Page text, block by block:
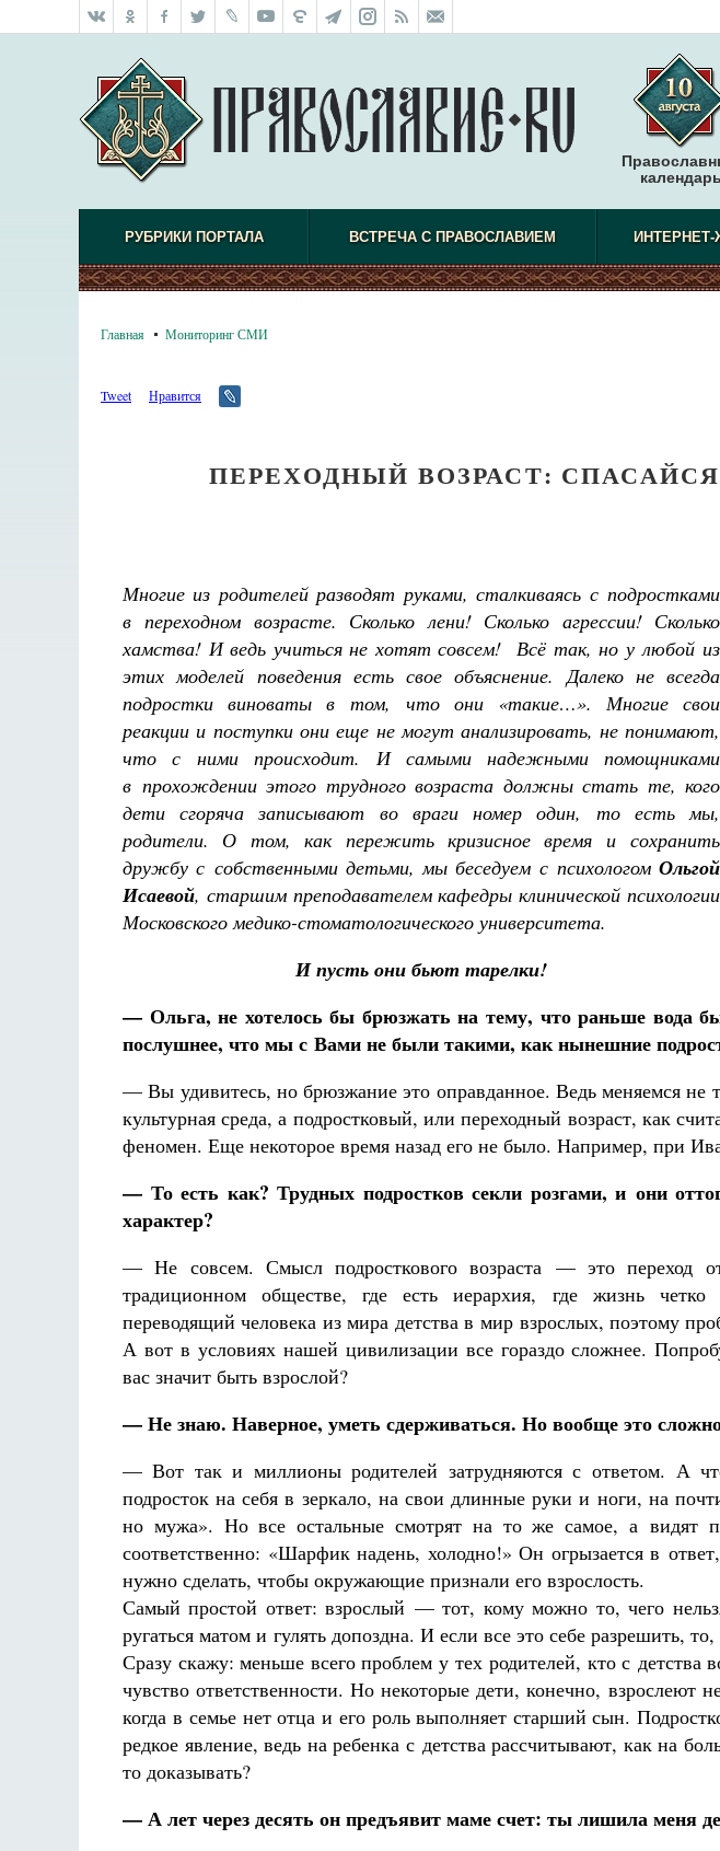
календарь
РУБРИКИ ПОРТАЛА ВСТРЕЧА С ПРАВОСЛАВИЕМ
Главная Мониторинг СМИ
Tweet Нравится
ПЕРЕХОДНЫЙ ВОЗРАСТ:
Многие из родителей разводят руками, сталкиваясь с подростками
в переходном возрасте. Сколько лени! Сколько агрессии! Сколько
хамства! И ведь учиться не хотят совсем! Всё так, но у любой из
этих моделей поведения есть свое объяснение. Далеко не всегда
подростки виноваты в том, что они «такие…». Многие свои
реакции и поступки они еще не могут анализировать, не понимают,
что с ними происходит. И самыми надежными помощниками
в прохождении этого трудного возраста должны стать те, кого
дети сгоряча записывают во враги номер один, то есть мы,
родители. О том, как пережить кризисное время и сохранить
дружбу с собственными детьми, мы беседуем с психологом Ольгой
Исаевой, старшим преподавателем кафедры клинической психологии
Московского медико-стоматологического университета.
И пусть они бьют тарелки!
— Ольга, не хотелось бы брюзжать на тему, что раньше вода
послушнее, что мы с Вами не были такими, как нынешние
— Вы удивитесь, но брюзжание это оправданное. Ведь меняемся не
культурная среда, а подростковый, или переходный возраст, как
феномен. Еще некоторое время назад его не было. Например, при
— То есть как? Трудных подростков секли розгами, и они
характер?
— Не совсем. Смысл подросткового возраста — это переход
традиционном обществе, где есть иерархия, где жизнь четко
переводящий человека из мира детства в мир взрослых, поэтому
А вот в условиях нашей цивилизации все гораздо сложнее.
вас значит быть взрослой?
— Не знаю. Наверное, уметь сдерживаться. Но вообще это
— Вот так и миллионы родителей затрудняются с ответом. А
подросток на себя в зеркало, на свои длинные руки и ноги, на
но мужа». Но все остальные смотрят на то же самое, а видят
соответственно: «Шарфик надень, холодно!» Он огрызается в
нужно сделать, чтобы окружающие признали его взрослость.
Самый простой ответ: взрослый — тот, кому можно то, чего
ругаться матом и гулять допоздна. И если все это себе разрешить,
Сразу скажу: меньше всего проблем у тех родителей, кто с детства
чувство ответственности. Но некоторые дети, конечно,
когда в семье нет отца и его роль выполняет старший сын.
редкое явление, ведь на ребенка с детства рассчитывают, как на
то доказывать?
— А лет через десять он предъявит маме счет: ты лишила меня
Разлуки не будет
Фредерика де Грааф Как найти своё место в жизни